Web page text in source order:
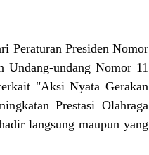
Peraturan Presiden Nomor
Undang-undang Nomor 11
"Aksi Nyata Gerakan
Prestasi Olahraga
langsung maupun yang